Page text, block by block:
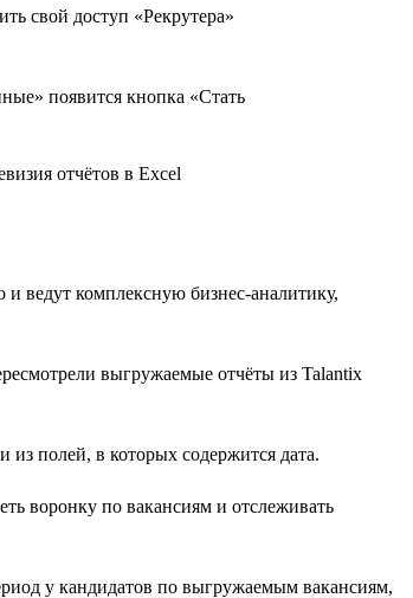
свой доступ «Рекрутера»
появится кнопка «Стать
ведут комплексную бизнес-аналитику,
выгружаемые отчёты из Talantix
полей, в которых содержится дата.
воронку по вакансиям и отслеживать
у кандидатов по выгружаемым вакансиям,